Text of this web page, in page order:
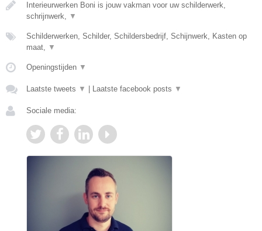
Interieurwerken Boni is jouw vakman voor uw schilderwerk,
schrijnwerk, ▼
Schilderwerken, Schilder, Schildersbedrijf, Schijnwerk, Kasten op
maat, ▼
Openingstijden ▼
Laatste tweets ▼ Laatste facebook posts ▼
Sociale media: